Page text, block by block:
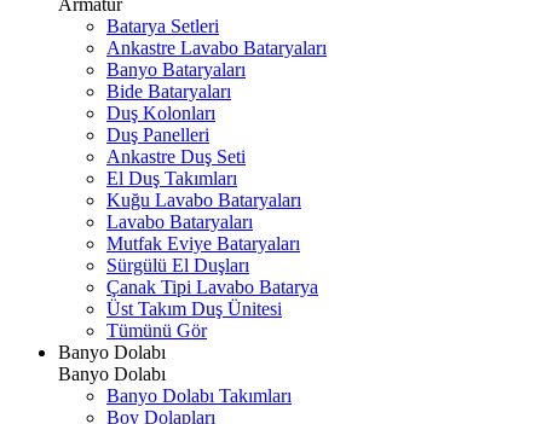
Armatür
Batarya Setleri
Ankastre Lavabo Bataryaları
Banyo Bataryaları
Bide Bataryaları
Duş Kolonları
Duş Panelleri
Ankastre Duş Seti
El Duş Takımları
Kuğu Lavabo Bataryaları
Lavabo Bataryaları
Mutfak Eviye Bataryaları
Sürgülü El Duşları
Çanak Tipi Lavabo Batarya
Üst Takım Duş Ünitesi
Tümünü Gör
Banyo Dolabı
Banyo Dolabı
Banyo Dolabı Takımları
Boy Dolapları